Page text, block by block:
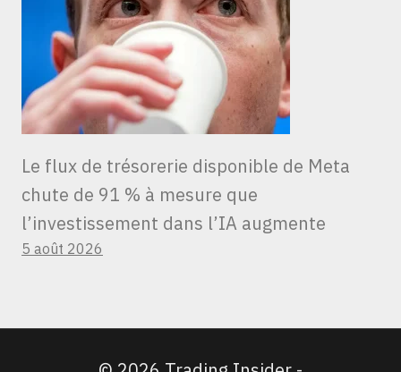
Le flux de trésorerie disponible de Meta
chute de 91 % à mesure que
l’investissement dans l’IA augmente
5 août 2026